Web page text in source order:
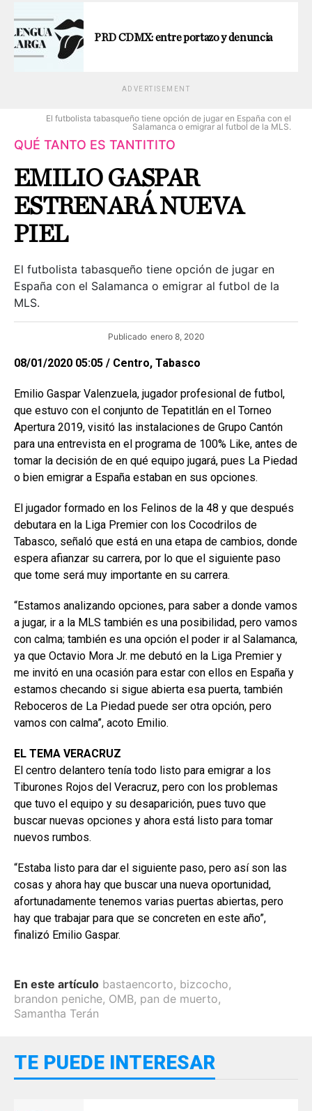
PRD CDMX: entre portazo y denuncia
ADVERTISEMENT
El futbolista tabasqueño tiene opción de jugar en España con el
Salamanca o emigrar al futbol de la MLS.
QUÉ TANTO ES TANTITITO
EMILIO GASPAR
ESTRENARÁ NUEVA
PIEL
El futbolista tabasqueño tiene opción de jugar en
España con el Salamanca o emigrar al futbol de la
MLS.
Publicado enero 8, 2020
08/01/2020 05:05 / Centro, Tabasco
Emilio Gaspar Valenzuela, jugador profesional de futbol,
que estuvo con el conjunto de Tepatitlán en el Torneo
Apertura 2019, visitó las instalaciones de Grupo Cantón
para una entrevista en el programa de 100% Like, antes de
tomar la decisión de en qué equipo jugará, pues La Piedad
o bien emigrar a España estaban en sus opciones.
El jugador formado en los Felinos de la 48 y que después
debutara en la Liga Premier con los Cocodrilos de
Tabasco, señaló que está en una etapa de cambios, donde
espera afianzar su carrera, por lo que el siguiente paso
que tome será muy importante en su carrera.
“Estamos analizando opciones, para saber a donde vamos
a jugar, ir a la MLS también es una posibilidad, pero vamos
con calma; también es una opción el poder ir al Salamanca,
ya que Octavio Mora Jr. me debutó en la Liga Premier y
me invitó en una ocasión para estar con ellos en España y
estamos checando si sigue abierta esa puerta, también
Reboceros de La Piedad puede ser otra opción, pero
vamos con calma”, acoto Emilio.
EL TEMA VERACRUZ
El centro delantero tenía todo listo para emigrar a los
Tiburones Rojos del Veracruz, pero con los problemas
que tuvo el equipo y su desaparición, pues tuvo que
buscar nuevas opciones y ahora está listo para tomar
nuevos rumbos.
“Estaba listo para dar el siguiente paso, pero así son las
cosas y ahora hay que buscar una nueva oportunidad,
afortunadamente tenemos varias puertas abiertas, pero
hay que trabajar para que se concreten en este año”,
finalizó Emilio Gaspar.
En este artículo bastaencorto, bizcocho,
brandon peniche, OMB, pan de muerto,
Samantha Terán
TE PUEDE INTERESAR